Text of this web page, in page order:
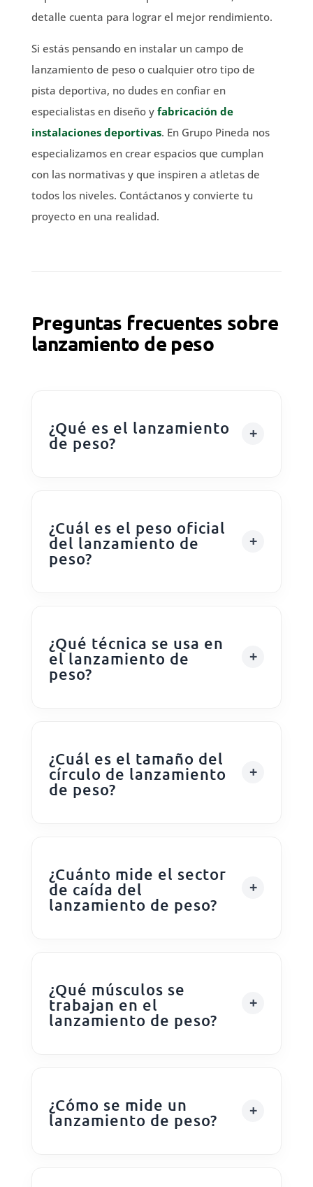
detalle cuenta para lograr el mejor rendimiento.
Si estás pensando en instalar un campo de
lanzamiento de peso o cualquier otro tipo de
pista deportiva, no dudes en confiar en
especialistas en diseño y fabricación de
instalaciones deportivas. En Grupo Pineda nos
especializamos en crear espacios que cumplan
con las normativas y que inspiren a atletas de
todos los niveles. Contáctanos y convierte tu
proyecto en una realidad.
Preguntas frecuentes sobre
lanzamiento de peso
¿Qué es el lanzamiento
de peso?
¿Cuál es el peso oficial
del lanzamiento de
peso?
¿Qué técnica se usa en
el lanzamiento de
peso?
¿Cuál es el tamaño del
círculo de lanzamiento
de peso?
¿Cuánto mide el sector
de caída del
lanzamiento de peso?
¿Qué músculos se
trabajan en el
lanzamiento de peso?
¿Cómo se mide un
lanzamiento de peso?